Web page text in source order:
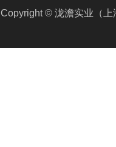
Copyright © 泷澹实业（上